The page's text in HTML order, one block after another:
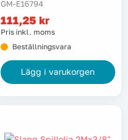
GM-E16794
111,25 kr
Pris inkl. moms
Beställningsvara
Lägg i varukorgen